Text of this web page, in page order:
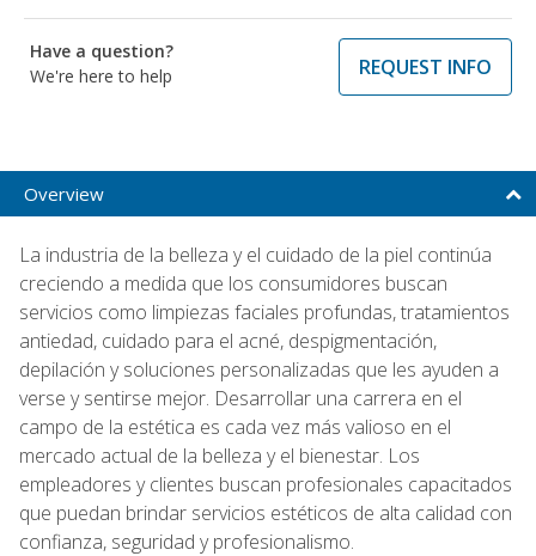
Have a question?
We're here to help
REQUEST INFO
Overview
La industria de la belleza y el cuidado de la piel continúa
creciendo a medida que los consumidores buscan
servicios como limpiezas faciales profundas, tratamientos
antiedad, cuidado para el acné, despigmentación,
depilación y soluciones personalizadas que les ayuden a
verse y sentirse mejor. Desarrollar una carrera en el
campo de la estética es cada vez más valioso en el
mercado actual de la belleza y el bienestar. Los
empleadores y clientes buscan profesionales capacitados
que puedan brindar servicios estéticos de alta calidad con
confianza, seguridad y profesionalismo.